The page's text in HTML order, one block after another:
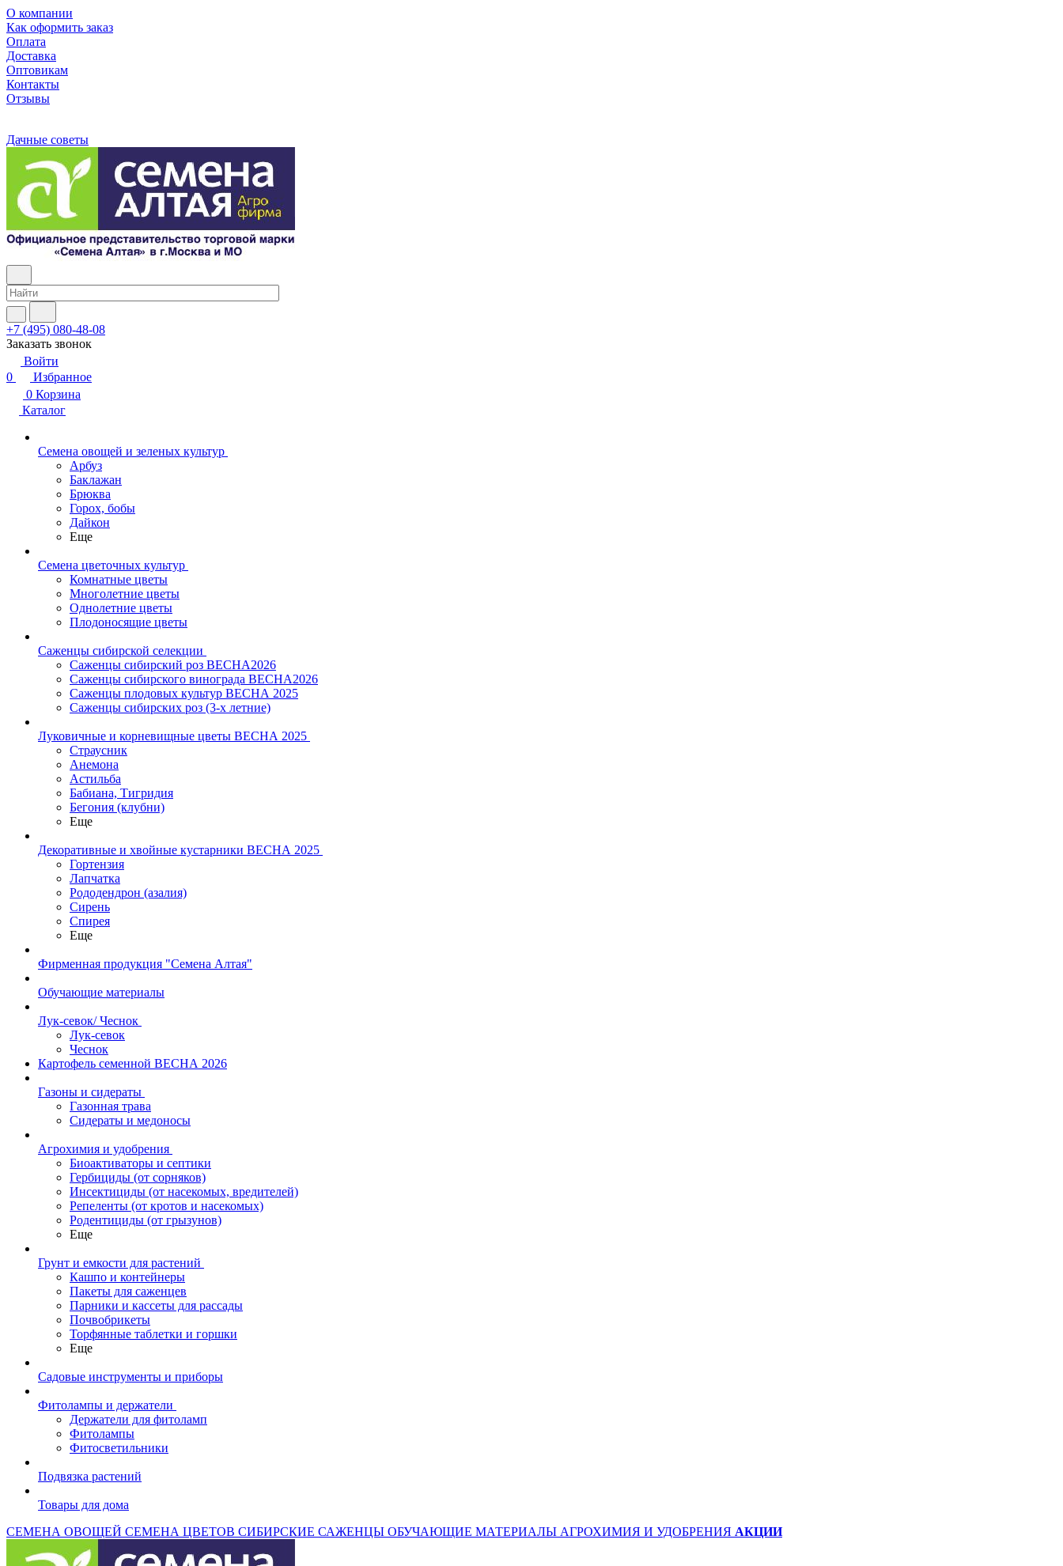
О компании
Как оформить заказ
Оплата
Доставка
Оптовикам
Контакты
Отзывы
Дачные советы
+7 (495) 080-48-08
Заказать звонок
Войти
0
Избранное
0 Корзина
Каталог
Семена овощей и зеленых культур
Арбуз
Баклажан
Брюква
Горох, бобы
Дайкон
Еще
Семена цветочных культур
Комнатные цветы
Многолетние цветы
Однолетние цветы
Плодоносящие цветы
Саженцы сибирской селекции
Саженцы сибирский роз ВЕСНА2026
Саженцы сибирского винограда ВЕСНА2026
Саженцы плодовых культур ВЕСНА 2025
Саженцы сибирских роз (3-х летние)
Луковичные и корневищные цветы ВЕСНА 2025
Страусник
Анемона
Астильба
Бабиана, Тигридия
Бегония (клубни)
Еще
Декоративные и хвойные кустарники ВЕСНА 2025
Гортензия
Лапчатка
Рододендрон (азалия)
Сирень
Спирея
Еще
Фирменная продукция "Семена Алтая"
Обучающие материалы
Лук-севок/ Чеснок
Лук-севок
Чеснок
Картофель семенной ВЕСНА 2026
Газоны и сидераты
Газонная трава
Сидераты и медоносы
Агрохимия и удобрения
Биоактиваторы и септики
Гербициды (от сорняков)
Инсектициды (от насекомых, вредителей)
Репеленты (от кротов и насекомых)
Родентициды (от грызунов)
Еще
Грунт и емкости для растений
Кашпо и контейнеры
Пакеты для саженцев
Парники и кассеты для рассады
Почвобрикеты
Торфянные таблетки и горшки
Еще
Садовые инструменты и приборы
Фитолампы и держатели
Держатели для фитоламп
Фитолампы
Фитосветильники
Подвязка растений
Товары для дома
СЕМЕНА ОВОЩЕЙ СЕМЕНА ЦВЕТОВ СИБИРСКИЕ САЖЕНЦЫ ОБУЧАЮЩИЕ МАТЕРИАЛЫ АГРОХИМИЯ И УДОБРЕНИЯ АКЦИИ